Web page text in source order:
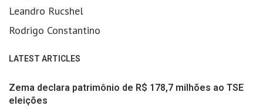
Leandro Rucshel
Rodrigo Constantino
LATEST ARTICLES
Zema declara patrimônio de R$ 178,7 milhões ao TSE
eleições